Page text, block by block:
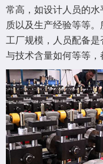
常高，如设计人员的
质以及生产经验等等
工厂规模，人员配备
与技术含量如何等等，